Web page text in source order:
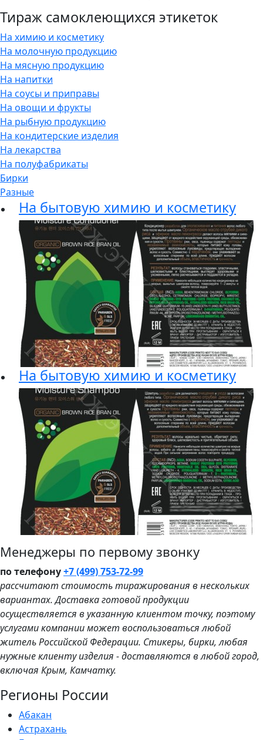
Тираж самоклеющихся этикеток
На химию и косметику
На молочную продукцию
На мясную продукцию
На напитки
На соусы и приправы
На овощи и фрукты
На рыбную продукцию
На кондитерские изделия
На лекарства
На полуфабрикаты
Бирки
Разные
На бытовую химию и косметику
На бытовую химию и косметику
Менеджеры по первому звонку
по телефону+7 (499) 753-72-99
рассчитают стоимость тиражирования в нескольких
вариантах. Доставка готовой продукции
осуществляется в указанную клиентом точку, поэтому
услугами компании может воспользоваться любой
житель Российской Федерации. Стикеры, бирки, любая
нужные клиенту изделия - доставляются в любой город,
включая Крым, Камчатку.
Регионы России
Абакан
Астрахань